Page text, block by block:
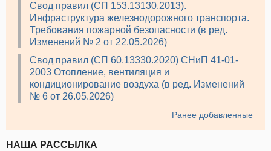
Свод правил (СП 153.13130.2013).
Инфраструктура железнодорожного транспорта.
Требования пожарной безопасности (в ред.
Изменений № 2 от 22.05.2026)
Свод правил (СП 60.13330.2020) СНиП 41-01-
2003 Отопление, вентиляция и
кондиционирование воздуха (в ред. Изменений
№ 6 от 26.05.2026)
Ранее добавленные
НАША РАССЫЛКА